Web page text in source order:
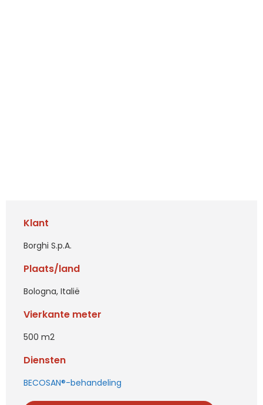
Klant
Borghi S.p.A.
Plaats/land
Bologna, Italië
Vierkante meter
500 m2
Diensten
BECOSAN®-behandeling